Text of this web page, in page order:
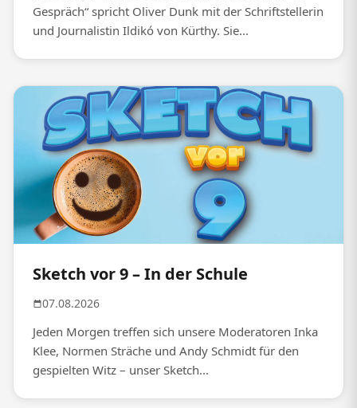
Gespräch“ spricht Oliver Dunk mit der Schriftstellerin
und Journalistin Ildikó von Kürthy. Sie...
Sketch vor 9 – In der Schule
07.08.2026
Jeden Morgen treffen sich unsere Moderatoren Inka
Klee, Normen Sträche und Andy Schmidt für den
gespielten Witz – unser Sketch...